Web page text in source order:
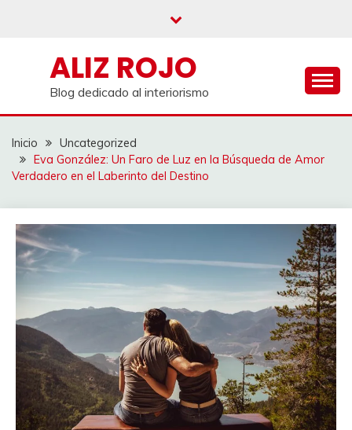
ALIZ ROJO
Blog dedicado al interiorismo
Inicio
Uncategorized
Eva González: Un Faro de Luz en la Búsqueda de Amor
Verdadero en el Laberinto del Destino